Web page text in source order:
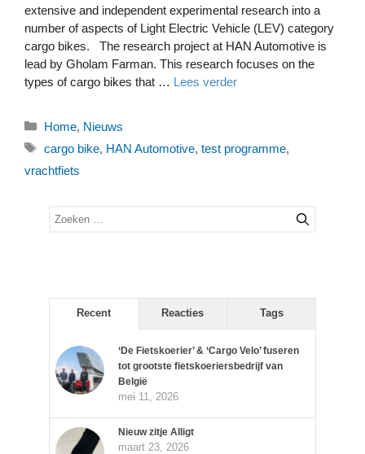
extensive and independent experimental research into a
number of aspects of Light Electric Vehicle (LEV) category
cargo bikes. The research project at HAN Automotive is
lead by Gholam Farman. This research focuses on the
types of cargo bikes that … Lees verder
Categorieën
Home, Nieuws
Tags
cargo bike, HAN Automotive, test programme,
vrachtfiets
Zoek
Recent Reacties Tags
‘De Fietskoerier’ & ‘Cargo Velo’ fuseren
tot grootste fietskoeriersbedrijf van
België
mei 11, 2026
Nieuw zitje Alligt
maart 23, 2026